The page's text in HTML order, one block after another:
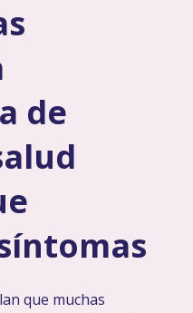
de
que muchas